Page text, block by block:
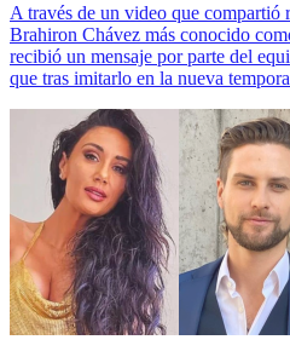
A través de un video que compartió
Brahiron Chávez más conocido
recibió un mensaje por parte del
que tras imitarlo en la nueva